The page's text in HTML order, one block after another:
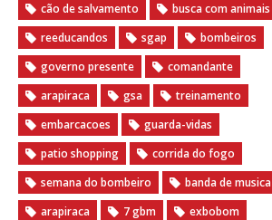
cão de salvamento
busca com animais
reeducandos
sgap
bombeiros
governo presente
comandante
arapiraca
gsa
treinamento
embarcacoes
guarda-vidas
patio shopping
corrida do fogo
semana do bombeiro
banda de musica
arapiraca
7 gbm
exbobom